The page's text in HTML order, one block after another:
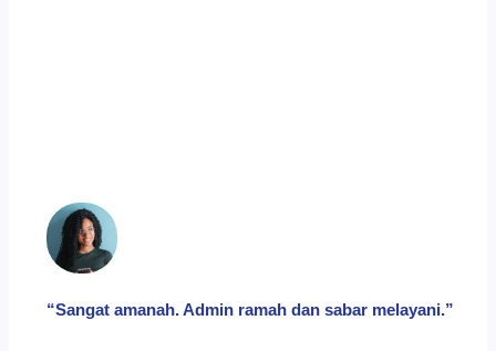
“Sangat amanah. Admin ramah dan sabar melayani.”